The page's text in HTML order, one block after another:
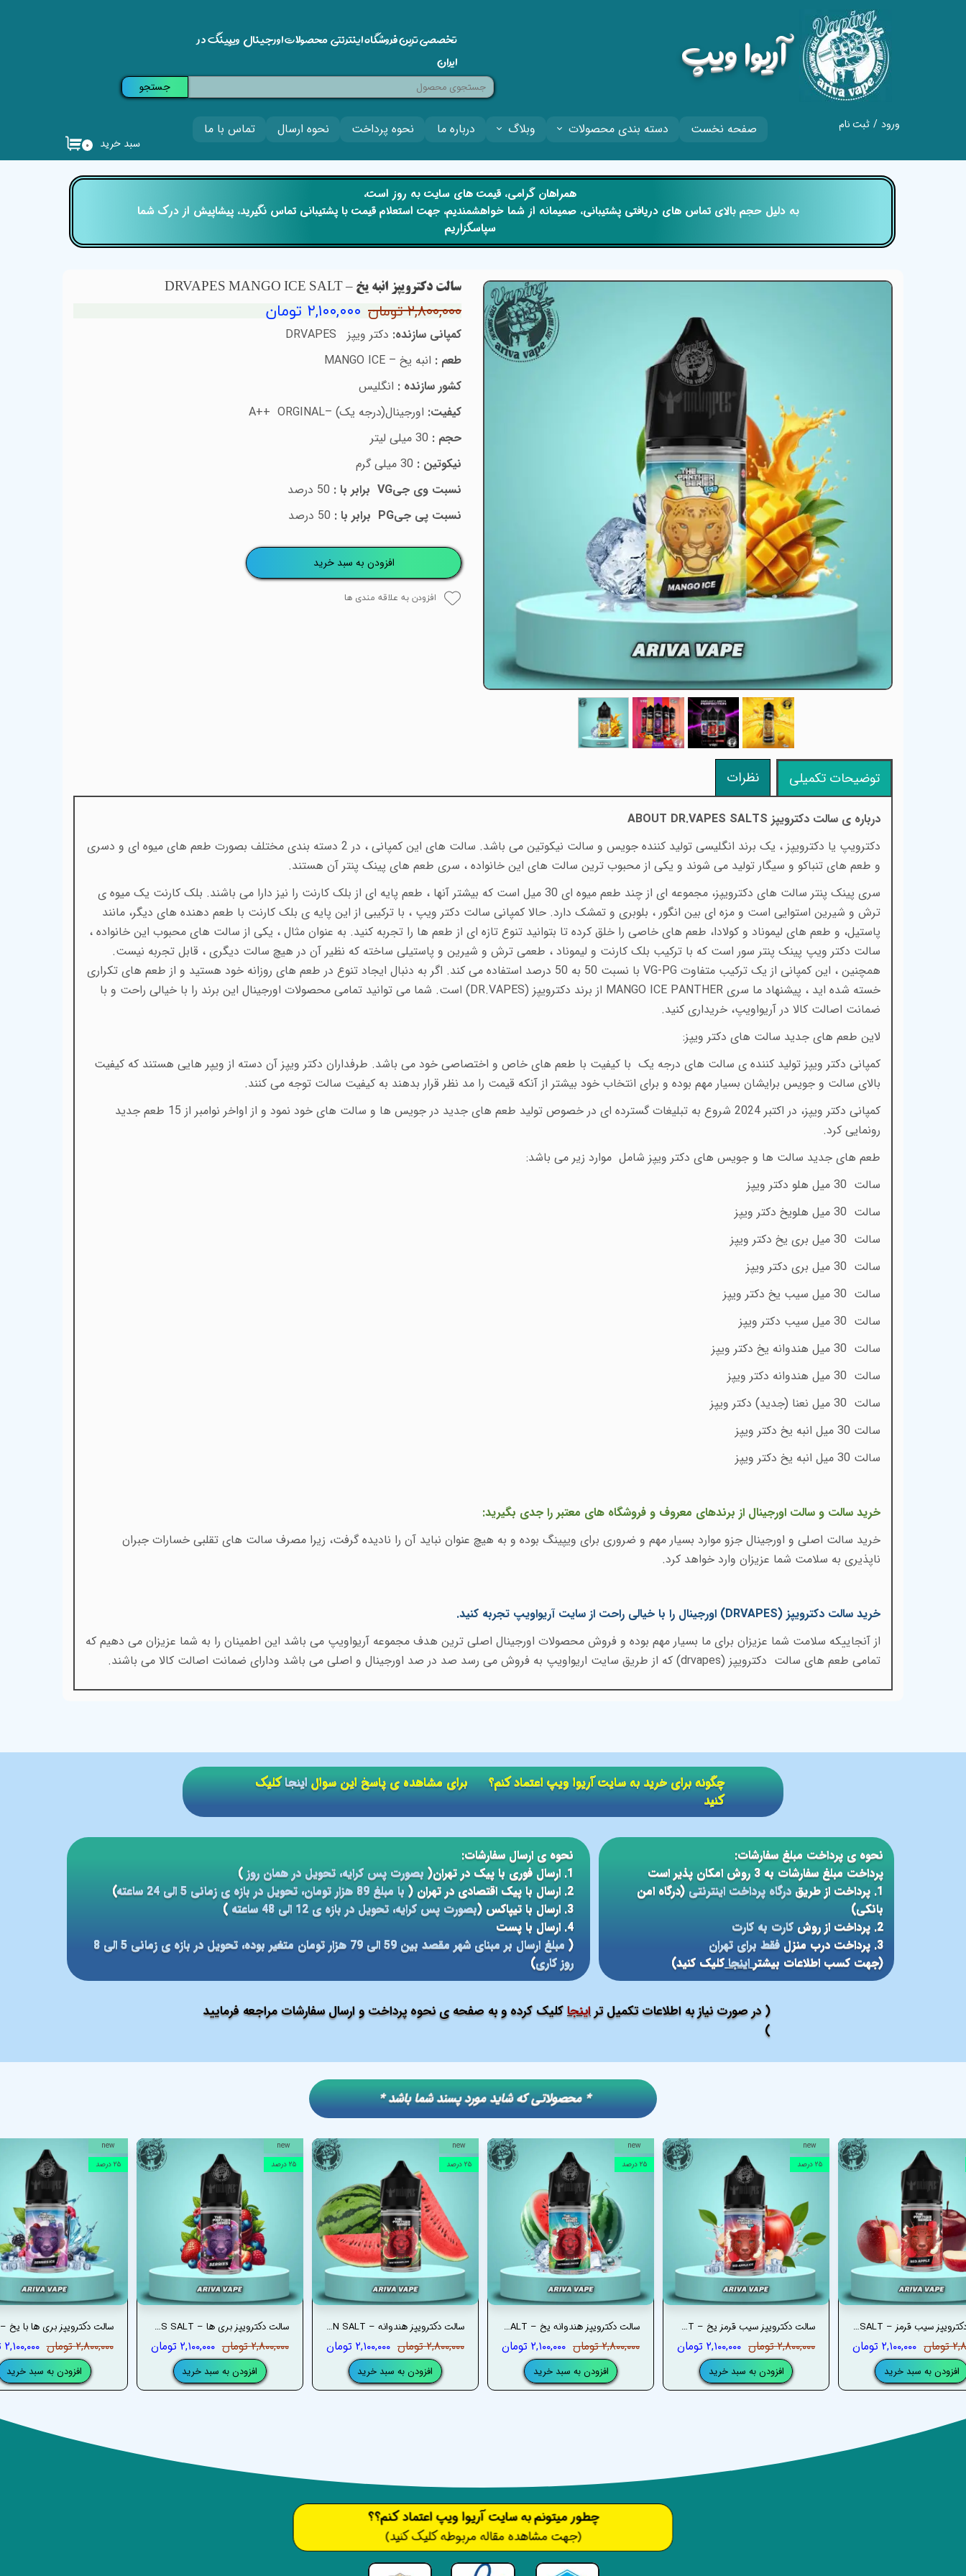
صفحه نخست دسته بندی محصولات وبلاگ درباره ما نحوه پرداخت نحوه ارسال تماس با ما ورود / ثبت نام
تغییر گذر واژه
خروج از حساب
کاربری
​آریوا ویپ
۰ سبد خرید
تخصصی ترین فروشگاه اینترنتی محصولات اورجینال ویپینگ در
ایران
جستجو
سالت دکترویپز انبه یخ – DRVAPES MANGO ICE SALT
۲,۸۰۰,۰۰۰ تومان ۲,۱۰۰,۰۰۰ تومان
کمپانی سازنده: دکتر ویپز DRVAPES
طعم : انبه یخ – MANGO ICE
کشور سازنده : انگلیس
کیفیت: اورجینال(درجه یک) –A++ ORGINAL
حجم :
نیکوتین :
نسبت وی جیVG برابر با :
نسبت پی جیPG برابر با :
افزودن به سبد خرید
افزودن به علاقه مندی ها
توضیحات تکمیلی نظرات
درباره ی سالت دکترویپز ABOUT DR.VAPES SALTS
دکترویپ یا دکترویپز ، یک برند انگلیسی تولید کننده جویس و سالت نیکوتین می باشد. سالت های این کمپانی ، در 2 دسته بندی مختلف بصورت طعم های میوه ای و دسری
و طعم های تنباکو و سیگار تولید می شوند و یکی از محبوب ترین سالت های این خانواده ، سری طعم های پینک پنتر آن هستند.
سری پینک پنتر سالت های دکترویپز، مجموعه ای از چند طعم میوه ای 30 میل است که بیشتر آنها ، طعم پایه ای از بلک کارنت را نیز دارا می باشند. بلک کارنت یک میوه ی
ترش و شیرین استوایی است و مزه ای بین انگور ، بلوبری و تمشک دارد. حالا کمپانی سالت دکتر ویپ ، با ترکیبی از این پایه ی بلک کارنت با طعم دهنده های دیگر، مانند
پاستیل، و طعم های لیموناد و کولادا، طعم های خاصی را خلق کرده تا بتوانید تنوع تازه ای از طعم ها را تجربه کنید. به عنوان مثال ، یکی از سالت های محبوب این خانواده ،
سالت دکتر ویپ پینک پنتر سور است که با ترکیب بلک کارنت و لیموناد ، طعمی ترش و شیرین و پاستیلی ساخته که نظیر آن در هیچ سالت دیگری ، قابل تجربه نیست.
همچنین ، این کمپانی از یک ترکیب متفاوت
VG-PG با نسبت 50 به 50 درصد استفاده می کند. اگر به دنبال ایجاد تنوع در طعم های روزانه خود هستید و از طعم های تکراری
خسته شده اید ، پیشنهاد ما سری MANGO ICE PANTHER از برند دکترویپز (DR.VAPES)
است. شما می توانید تمامی محصولات اورجینال این برند را با خیالی راحت و با
ضمانت اصالت کالا در آریواویپ، خریداری کنید.
لاین طعم های جدید سالت های دکتر ویپز:
کمپانی دکتر ویپز تولید کننده ی سالت های درجه یک با کیفیت با طعم های خاص و اختصاصی خود می باشد. طرفداران دکتر ویپز آن دسته از ویپر هایی هستند که کیفیت
بالای سالت و جویس برایشان بسیار مهم بوده و برای انتخاب خود بیشتر از آنکه قیمت را مد نظر قرار بدهند به کیفیت سالت توجه می کنند.
کمپانی دکتر ویپز، در اکتبر 2024 شروع به تبلیغات گسترده ای در خصوص تولید طعم های جدید در جویس ها و سالت های خود نمود و از اواخر نوامبر از 15 طعم جدید
رونمایی کرد.
طعم های جدید سالت ها و جویس های دکتر ویپز شامل موارد زیر می باشد:
سالت 30 میل هلو دکتر ویپز
سالت 30 میل هلویخ دکتر ویپز
سالت 30 میل بری یخ دکتر ویپز
سالت 30 میل بری دکتر ویپز
سالت 30 میل سیب یخ دکتر ویپز
سالت 30 میل سیب دکتر ویپز
سالت 30 میل هندوانه یخ دکتر ویپز
سالت 30 میل هندوانه دکتر ویپز
سالت 30 میل نعنا (جدید) دکتر ویپز
سالت 30 میل انبه یخ دکتر ویپز
سالت 30 میل انبه یخ دکتر ویپز
خرید سالت و سالت اورجینال از برندهای معروف و فروشگاه های معتبر را جدی بگیرید:
خرید سالت اصلی و اورجینال جزو موارد بسیار مهم و ضروری برای ویپینگ بوده و به هیچ عنوان نباید آن را نادیده گرفت، زیرا مصرف سالت های تقلبی خسارات جبران
ناپذیری به سلامت شما عزیزان وارد خواهد کرد.
خرید سالت دکترویپز (DRVAPES) اورجینال را با خیالی راحت از سایت آریواویپ تجربه کنید.
از آنجاییکه سلامت شما عزیزان برای ما بسیار مهم بوده و فروش محصولات اورجینال اصلی ترین هدف مجموعه آریواویپ می باشد این اطمینان را به شما عزیزان می دهیم که
تمامی طعم های سالت دکترویپز (drvapes) که از طریق سایت اریواویپ به فروش می رسد صد در صد اورجینال و اصلی می باشد ودارای ضمانت اصالت کالا می باشند.
​​همراهان گرامی، قیمت های سایت به روز است،
​​​​​​​ به دلیل حجم بالای تماس های دریافتی پشتیبانی، صمیمانه از شما خواهشمندیم، جهت استعلام قیمت با پشتیبانی تماس نگیرید، پیشاپیش از درک شما
سپاسگزاریم
( در صورت نیاز به اطلاعات تکمیل تراینجاکلیک کرده و به صفحه ی نحوه پرداخت و ارسال سفارشات مراجعه فرمایید
)
نحوه ی پرداخت مبلغ سفارشات:
پرداخت مبلغ سفارشات به 3 روش امکان پذیر است
1. پرداخت از طریق
درگاه پرداخت اینترنتی(درگاه امن
بانکی)
2. پرداخت از روش
کارت به کارت
3. پرداخت درب منزل
فقط برای تهران
(جهت کسب اطلاعات بیشتر اینجا کلیک کنید)
نحوه ی ارسال سفارشات:
1. ارسال فوری با پیک در تهران(
بصورت پس کرایه، تحویل در همان روز)
2. ارسال با پیک اقتصادی در تهران (
با مبلغ 89 هزار تومان، تحویل در بازه ی زمانی 5 الی 24 ساعته
)
3. ارسال با تیپاکس (
بصورت پس کرایه، تحویل در بازه ی 12 الی 48 ساعته
)
4. ارسال با پست
(
مبلغ ارسال بر مبنای شهر مقصد بین 59 الی 79 هزار تومان متغیر بوده، تحویل در بازه ی زمانی 5 الی 8
روز کاری)
​​چگونه برای خرید به سایت آریوا ویپ اعتماد کنم؟ برای مشاهده ی پاسخ این سوالاینجاکلیک
کنید
۲,۸۰۰,۰۰۰ تومان ۲,۱۰۰,۰۰۰ تومان
افزودن به سبد خرید
new
۲۵ درصد
سالت دکترویپز بری ها – DRVAPES BERRIES SALT
۲,۸۰۰,۰۰۰ تومان ۲,۱۰۰,۰۰۰ تومان
افزودن به سبد خرید
new
۲۵ درصد
سالت دکترویپز هندوانه – DRVAPES WATERMELON SALT
۲,۸۰۰,۰۰۰ تومان ۲,۱۰۰,۰۰۰ تومان
افزودن به سبد خرید
new
۲۵ درصد
سالت دکترویپز هندوانه یخ – DRVAPES WATERMELON ICE SALT
۲,۸۰۰,۰۰۰ تومان ۲,۱۰۰,۰۰۰ تومان
افزودن به سبد خرید
new
۲۵ درصد
سالت دکترویپز سیب قرمز یخ – DRVAPES RED APPLE ICE SALT
۲,۸۰۰,۰۰۰ تومان ۲,۱۰۰,۰۰۰ تومان
افزودن به سبد خرید
new
۲۵ درصد
سالت دکترویپز سیب قرمز – DRVAPES RED APPLE SALT
۲,۱۰۰,۰۰۰ تومان
افزودن به سبد خرید
​​* محصولاتی که شاید مورد پسند شما باشد *
​​​چطور میتونم به سایت آریوا ویپ اعتماد کنم؟؟
(جهت مشاهده مقاله مربوطه کلیک کنید)